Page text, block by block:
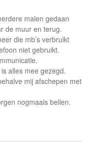
malen gedaan
de muur en terug.
die mb’s verbruikt
niet gebruikt.
alles mee gezegd.
mij afschepen met
nogmaals bellen.